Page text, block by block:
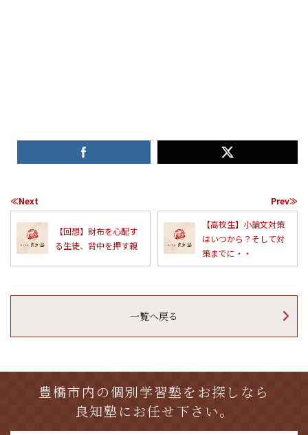
≪Next
【回想】財布を心配す
る生徒、背中を押す親
Prev≫
【高校生】小論文対策
はいつから？そして対
策までに・・
一覧へ戻る
豊橋市内の個別学習塾をお探しなら
良知塾にお任せ下さい。